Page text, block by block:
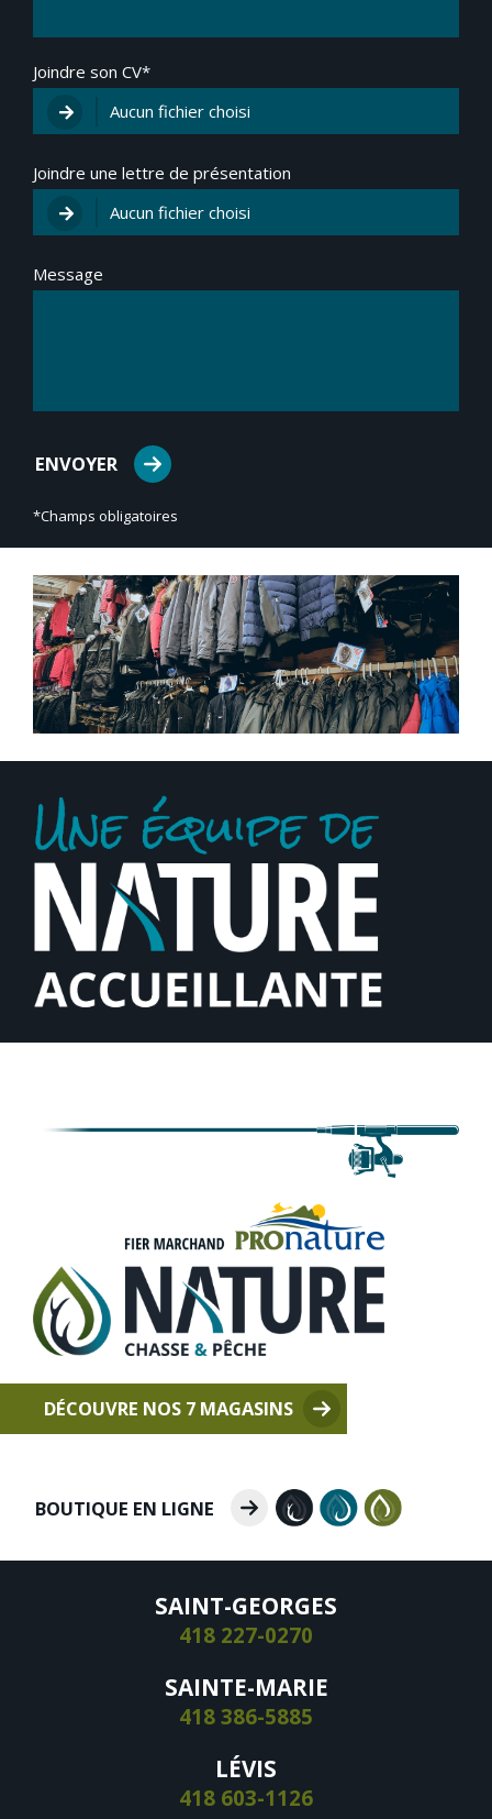
Joindre son CV*
Joindre une lettre de présentation
Message
*Champs obligatoires
DÉCOUVRE NOS 7 MAGASINS
BOUTIQUE EN LIGNE
SAINT-GEORGES
418 227-0270
SAINTE-MARIE
418 386-5885
LÉVIS
418 603-1126